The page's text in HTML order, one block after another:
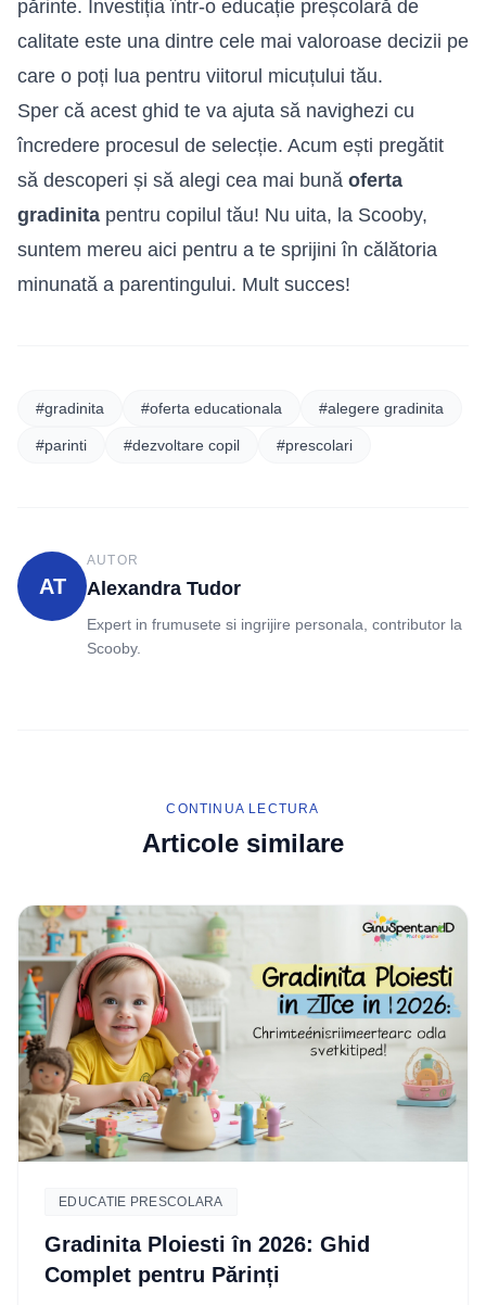
părinte. Investiția într-o educație preșcolară de
calitate este una dintre cele mai valoroase decizii pe
care o poți lua pentru viitorul micuțului tău.
Sper că acest ghid te va ajuta să navighezi cu
încredere procesul de selecție. Acum ești pregătit
să descoperi și să alegi cea mai bună oferta
gradinita pentru copilul tău! Nu uita, la Scooby,
suntem mereu aici pentru a te sprijini în călătoria
minunată a parentingului. Mult succes!
#gradinita #oferta educationala #alegere gradinita
#parinti #dezvoltare copil #prescolari
AT
AUTOR
Alexandra Tudor
Expert in frumusete si ingrijire personala, contributor la
Scooby.
CONTINUA LECTURA
Articole similare
EDUCATIE PRESCOLARA
Gradinita Ploiesti în 2026: Ghid
Complet pentru Părinți